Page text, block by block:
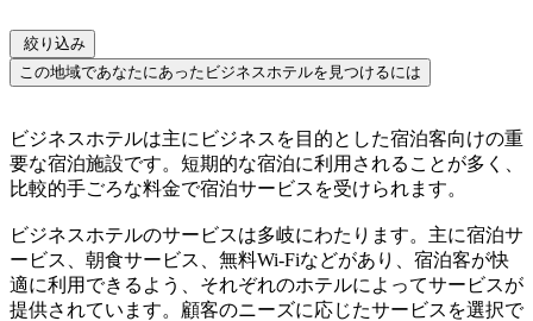
絞り込み
この地域であなたにあったビジネスホテルを見つけるには
ビジネスホテルは主にビジネスを目的とした宿泊客向けの重
要な宿泊施設です。短期的な宿泊に利用されることが多く、
比較的手ごろな料金で宿泊サービスを受けられます。
ビジネスホテルのサービスは多岐にわたります。主に宿泊サ
ービス、朝食サービス、無料Wi-Fiなどがあり、宿泊客が快
適に利用できるよう、それぞれのホテルによってサービスが
提供されています。顧客のニーズに応じたサービスを選択で